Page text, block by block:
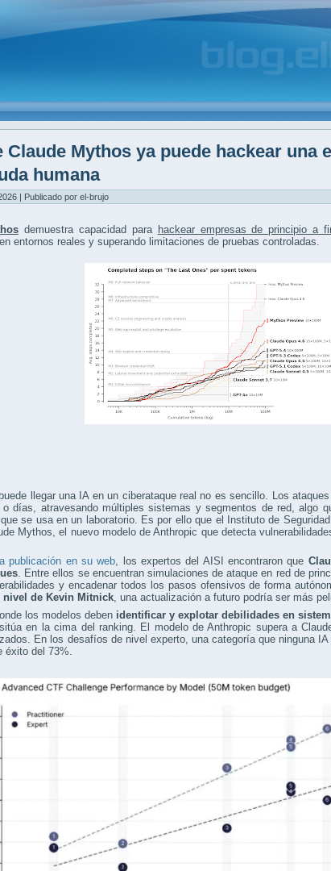
Claude Mythos ya puede hackear una
humana
| Publicado por el-brujo
demuestra capacidad para hackear empresas de principio a
entornos reales y superando limitaciones de pruebas controladas.
llegar una IA en un ciberataque real no es sencillo. Los
días, atravesando múltiples sistemas y segmentos de red, algo
se usa en un laboratorio. Es por ello que el Instituto de
Mythos, el nuevo modelo de Anthropic que detecta
publicación en su web, los expertos del AISI encontraron que
. Entre ellos se encuentran simulaciones de ataque en red de
y encadenar todos los pasos ofensivos de forma
de Kevin Mitnick, una actualización a futuro podría ser más
los modelos deben identificar y explotar debilidades en
en la cima del ranking. El modelo de Anthropic supera a
En los desafíos de nivel experto, una categoría que ninguna
éxito del 73%.